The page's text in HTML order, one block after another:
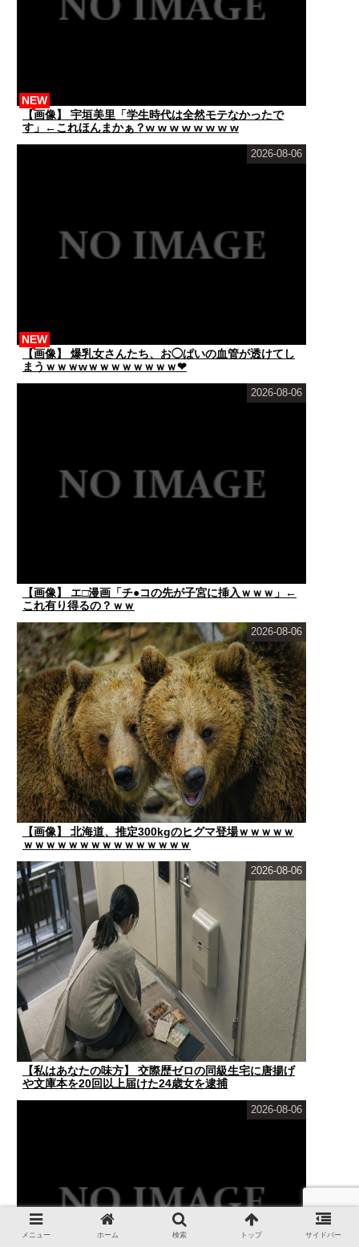
【画像】 宇垣美里「学生時代は全然モテなかったで
す」←これほんまかぁ？w w w w w w w w
NEW
【画像】 爆乳女さんたち、お◯ぱいの血管が透けてし
まうｗｗｗwｗｗｗｗｗｗｗｗ❤
NEW
2026-08-06
【画像】 エ□漫画「チ●コの先が子宮に挿入ｗｗｗ」←
これ有り得るの？ｗｗ
2026-08-06
【画像】 北海道、推定300kgのヒグマ登場ｗｗｗｗｗ
ｗｗｗｗｗｗｗｗｗｗｗｗｗｗｗ
2026-08-06
【私はあなたの味方】 交際歴ゼロの同級生宅に唐揚げ
や文庫本を20回以上届けた24歳女を逮捕
2026-08-06
2026-08-06
メニュー ホーム 検索 トップ サイドバー